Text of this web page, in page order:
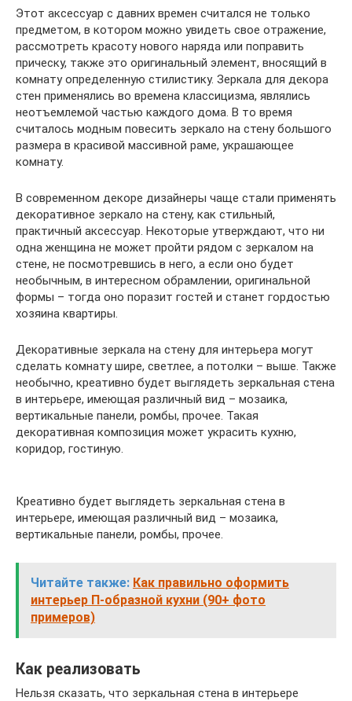
Этот аксессуар с давних времен считался не только
предметом, в котором можно увидеть свое отражение,
рассмотреть красоту нового наряда или поправить
прическу, также это оригинальный элемент, вносящий в
комнату определенную стилистику. Зеркала для декора
стен применялись во времена классицизма, являлись
неотъемлемой частью каждого дома. В то время
считалось модным повесить зеркало на стену большого
размера в красивой массивной раме, украшающее
комнату.
В современном декоре дизайнеры чаще стали применять
декоративное зеркало на стену, как стильный,
практичный аксессуар. Некоторые утверждают, что ни
одна женщина не может пройти рядом с зеркалом на
стене, не посмотревшись в него, а если оно будет
необычным, в интересном обрамлении, оригинальной
формы – тогда оно поразит гостей и станет гордостью
хозяина квартиры.
Декоративные зеркала на стену для интерьера могут
сделать комнату шире, светлее, а потолки – выше. Также
необычно, креативно будет выглядеть зеркальная стена
в интерьере, имеющая различный вид – мозаика,
вертикальные панели, ромбы, прочее. Такая
декоративная композиция может украсить кухню,
коридор, гостиную.
Креативно будет выглядеть зеркальная стена в
интерьере, имеющая различный вид – мозаика,
вертикальные панели, ромбы, прочее.
Читайте также: Как правильно оформить
интерьер П-образной кухни (90+ фото
примеров)
Как реализовать
Нельзя сказать, что зеркальная стена в интерьере